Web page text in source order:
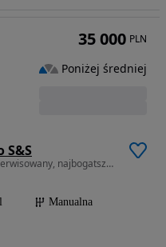
S&S
1598 cm3 • 136 KM • Bezwypadkowy, serwisowany, najbogatsza wersja wyposażenia
Manualna
35 000 PLN
Poniżej średniej